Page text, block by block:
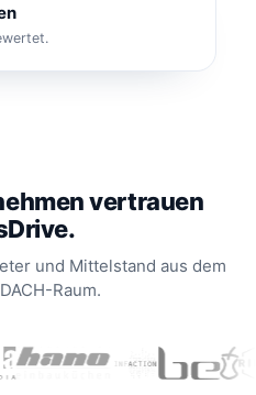
vertrauen
und Mittelstand aus dem
Raum.